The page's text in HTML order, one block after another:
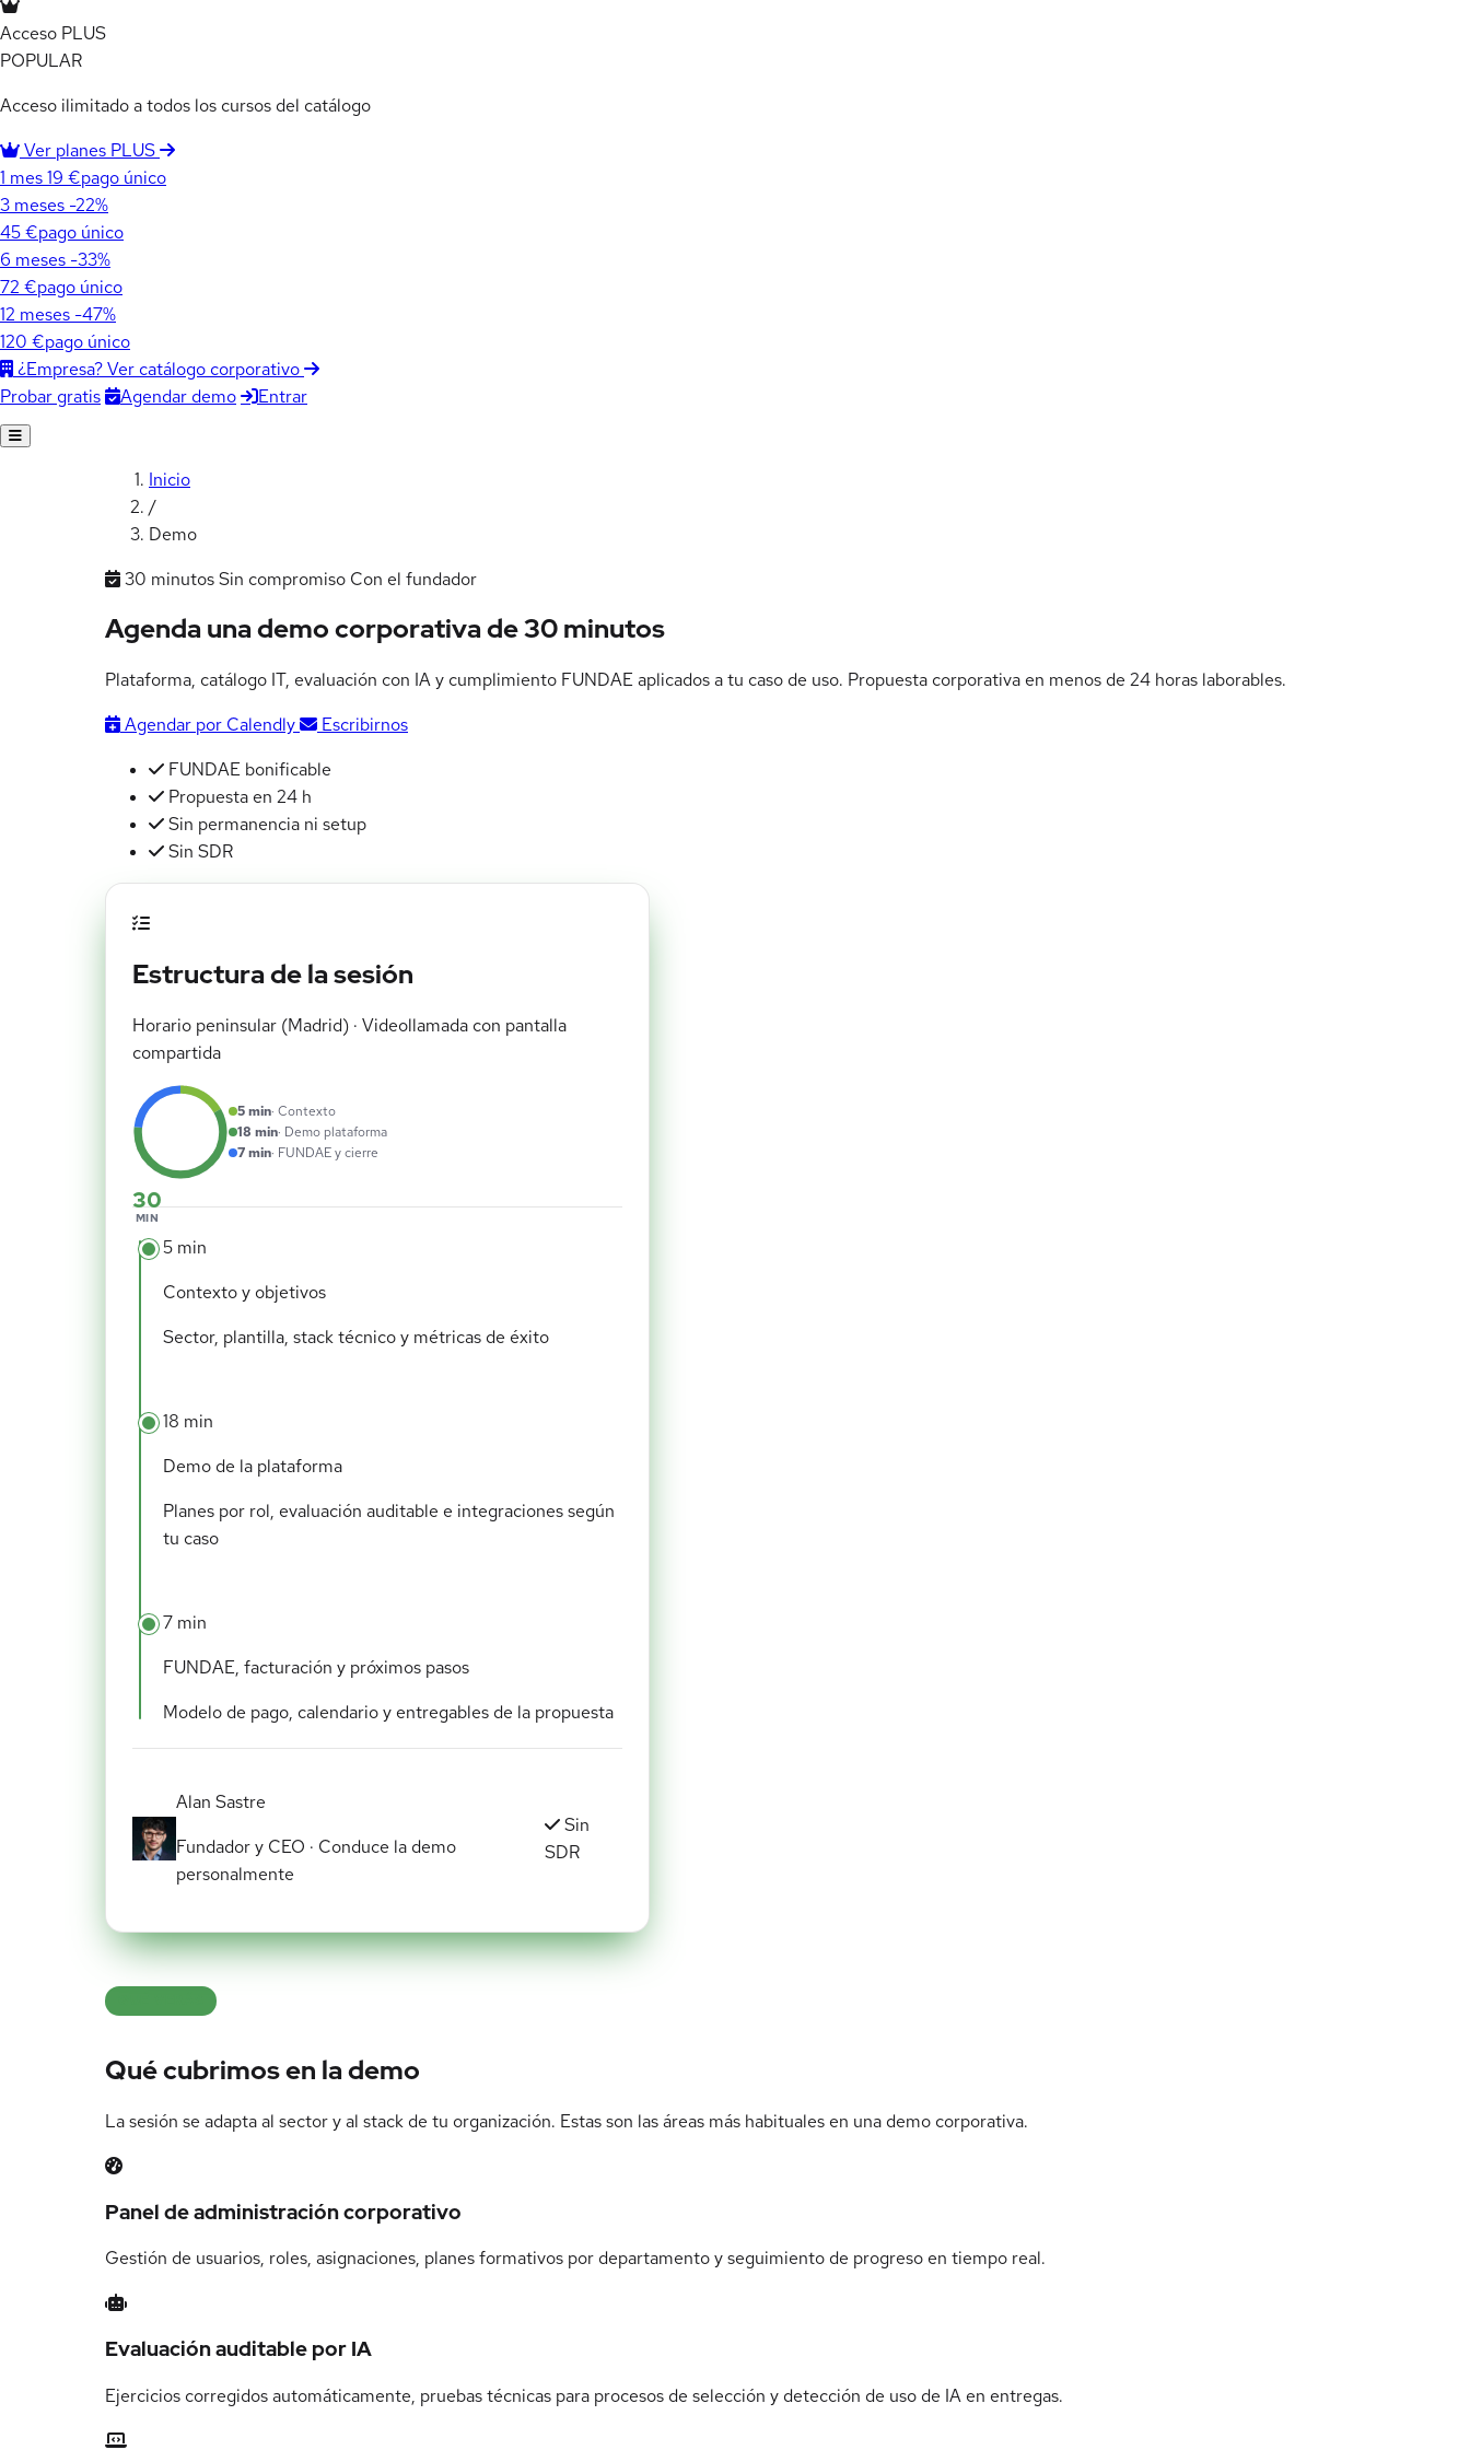
Acceso PLUS
POPULAR
Acceso ilimitado a todos los cursos del catálogo
Ver planes PLUS
1 mes19 €pago único
3 meses -22%
45 €pago único
6 meses -33%
72 €pago único
12 meses -47%
120 €pago único
¿Empresa? Ver catálogo corporativo
Probar gratis
Agendar demo Entrar
Inicio
/
Demo
30 minutosSin compromiso Con el fundador
Agenda una demo corporativa de30 minutos
Plataforma, catálogo IT, evaluación con IA y cumplimiento FUNDAE aplicados a tu caso de uso. Propuesta corporativa en menos de 24 horas laborables.
Agendar por Calendly
Escribirnos
FUNDAE bonificable
Propuesta en 24 h
Sin permanencia ni setup
Sin SDR
Estructura de la sesión
Horario peninsular (Madrid) · Videollamada con pantalla
compartida
30
MIN
5 min· Contexto
18 min· Demo plataforma
7 min· FUNDAE y cierre
5 min
Contexto y objetivos
Sector, plantilla, stack técnico y métricas de éxito
18 min
Demo de la plataforma
Planes por rol, evaluación auditable e integraciones según
tu caso
7 min
FUNDAE, facturación y próximos pasos
Modelo de pago, calendario y entregables de la propuesta
Alan Sastre
Fundador y CEO · Conduce la demo
personalmente
Sin
SDR
Qué cubrimos en la demo
La sesión se adapta al sector y al stack de tu organización. Estas son las áreas más habituales en una demo corporativa.
Panel de administración corporativo
Gestión de usuarios, roles, asignaciones, planes formativos por departamento y seguimiento de progreso en tiempo real.
Evaluación auditable por IA
Ejercicios corregidos automáticamente, pruebas técnicas para procesos de selección y detección de uso de IA en entregas.